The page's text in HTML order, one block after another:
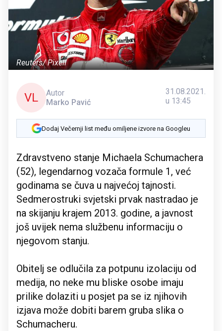
Reuters/ Pixell
VL
Autor
Marko Pavić
31.08.2021.
u 13:45
Dodaj Večernji list među omiljene izvore na Googleu
Zdravstveno stanje Michaela Schumachera
(52), legendarnog vozača formule 1, već
godinama se čuva u najvećoj tajnosti.
Sedmerostruki svjetski prvak nastradao je
na skijanju krajem 2013. godine, a javnost
još uvijek nema službenu informaciju o
njegovom stanju.
Obitelj se odlučila za potpunu izolaciju od
medija, no neke mu bliske osobe imaju
prilike dolaziti u posjet pa se iz njihovih
izjava može dobiti barem gruba slika o
Schumacheru.